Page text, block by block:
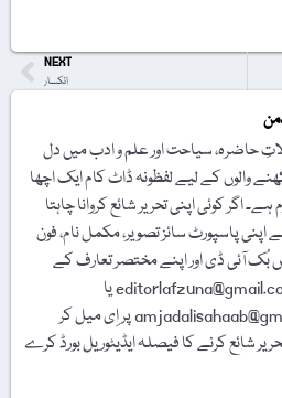
NEXT
انکسار
حاضرہ، سیاحت اور علم و ادب میں دل
والوں کے لیے لفظونہ ڈاٹ کام ایک اچھا
اگر کوئی اپنی تحریر شائع کروانا چاہتا
اپنی پاسپورٹ سائز تصویر، مکمل نام، فون
بُک آئی ڈی اور اپنے مختصر تعارف کے
ساتھ editorlafzuna@gmail.com یا
amjadalisahaab@gmail.com پر اِی میل کر
شائع کرنے کا فیصلہ ایڈیٹوریل بورڈ کرے